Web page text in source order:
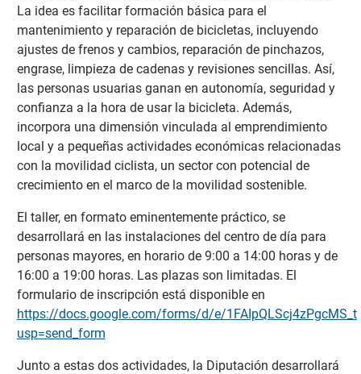
La idea es facilitar formación básica para el
mantenimiento y reparación de bicicletas, incluyendo
ajustes de frenos y cambios, reparación de pinchazos,
engrase, limpieza de cadenas y revisiones sencillas. Así,
las personas usuarias ganan en autonomía, seguridad y
confianza a la hora de usar la bicicleta. Además,
incorpora una dimensión vinculada al emprendimiento
local y a pequeñas actividades económicas relacionadas
con la movilidad ciclista, un sector con potencial de
crecimiento en el marco de la movilidad sostenible.
El taller, en formato eminentemente práctico, se
desarrollará en las instalaciones del centro de día para
personas mayores, en horario de 9:00 a 14:00 horas y de
16:00 a 19:00 horas. Las plazas son limitadas. El
formulario de inscripción está disponible en
https://docs.google.com/forms/d/e/
usp=send_form
Junto a estas dos actividades, la Diputación desarrollará